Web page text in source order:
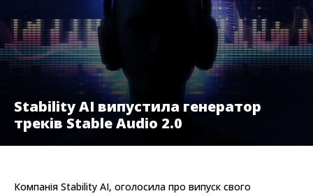
Stability AI випустила генератор
треків Stable Audio 2.0
Компанія Stability AI, оголосила про випуск свого